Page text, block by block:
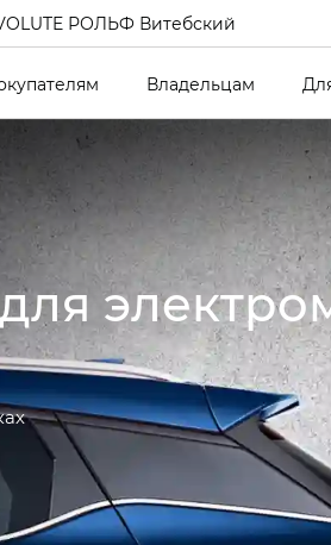
РОЛЬФ Витебский
Владельцам